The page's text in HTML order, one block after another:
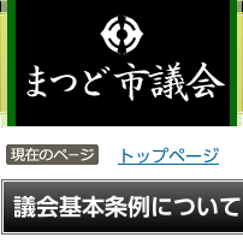
サイトメニューここまで
トップページ
本
文
議会基本条例について